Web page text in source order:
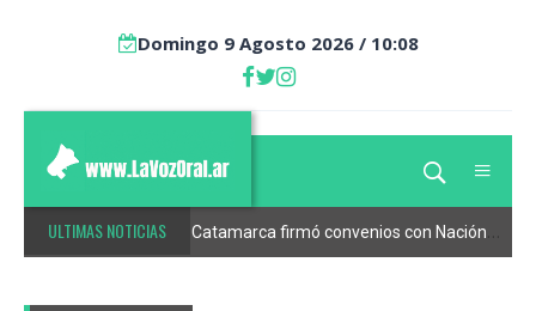
Domingo 9 Agosto 2026 / 10:08
ULTIMAS NOTICIAS
Comenzaron los trabajos en el predio de la futura Terminal Metropolitana de Ómnibus de Catamarca Catamarca firmó convenios con Nación para consolidar la estabilidad fiscal